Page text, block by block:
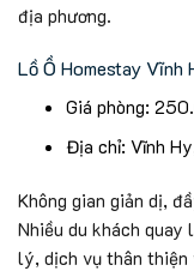
địa phương.
Lồ Ồ Homestay Vĩnh
Giá phòng:
Địa chỉ: Vĩnh
Không gian giản dị,
Nhiều du khách quay
lý, dịch vụ thân thiện